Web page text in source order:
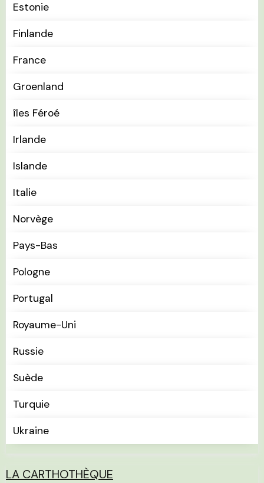
Estonie
Finlande
France
Groenland
îles Féroé
Irlande
Islande
Italie
Norvège
Pays-Bas
Pologne
Portugal
Royaume-Uni
Russie
Suède
Turquie
Ukraine
LA CARTHOTHÈQUE